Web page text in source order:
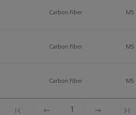
Carbon Fiber M5
Carbon Fiber M5
Carbon Fiber M5
1